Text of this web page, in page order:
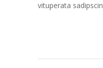
vituperata